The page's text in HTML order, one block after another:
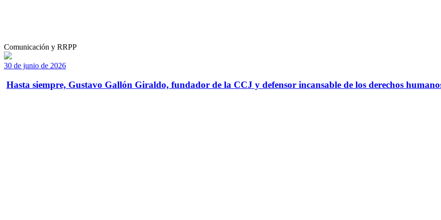
Comunicación y RRPP
30 de junio de 2026
Hasta siempre, Gustavo Gallón Giraldo, fundador de la CCJ y defensor incansable de los derechos